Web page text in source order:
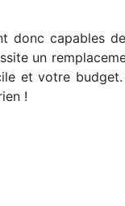
donc capables
un
et votre
!